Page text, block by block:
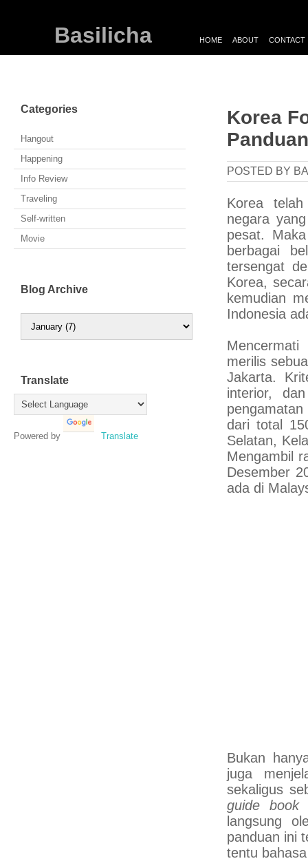
Basilicha HOME ABOUT CONTACT
Categories
Hangout
Happening
Info Review
Traveling
Self-written
Movie
Blog Archive
Translate
Powered by Translate
Korea
POSTED BY
Korea
negara
pesat.
berbagai
tersengat
Korea,
kemudian
Indonesia
merilis
Jakarta.
interior,
dari total
Selatan,
Mengambil
Desember
ada di
Bukan
juga
sekaligus
guide book
langsung
panduan ini
tentu